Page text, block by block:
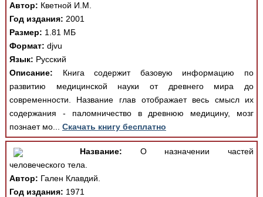
Автор: Кветной И.М.
Год издания: 2001
Размер: 1.81 МБ
Формат: djvu
Язык: Русский
Описание: Книга содержит базовую информацию по
развитию медицинской науки от древнего мира до
современности. Название глав отображает весь смысл их
содержания - паломничество в древнюю медицину, мозг
познает мо... Скачать книгу бесплатно
Название: О назначении частей
человеческого тела.
Автор: Гален Клавдий.
Год издания: 1971